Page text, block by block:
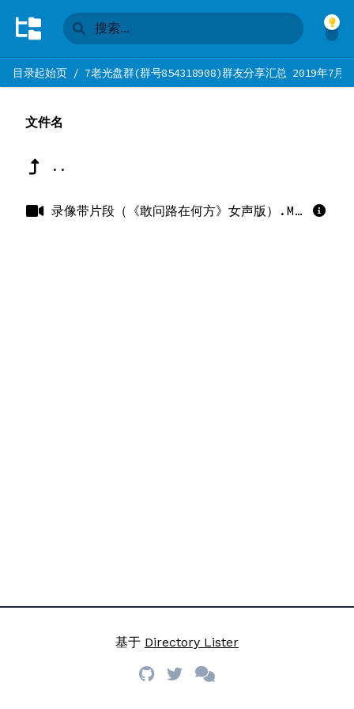
目录起始页/ 7老光盘群(群号854318908)群友分享汇总 2019年7月
文件名
..
录像带片段（《敢问路在何方》女声版）.MKV
基于 Directory Lister